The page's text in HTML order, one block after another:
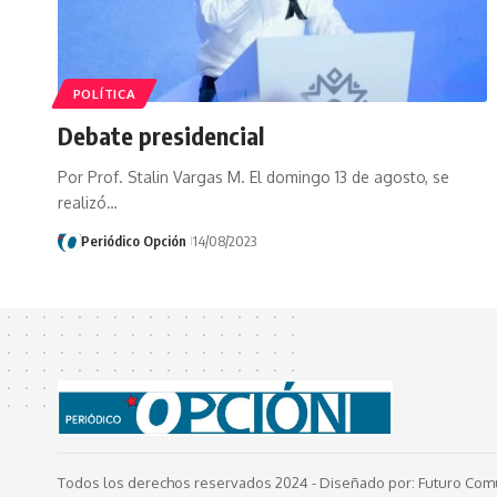
POLÍTICA
Debate presidencial
Por Prof. Stalin Vargas M. El domingo 13 de agosto, se
realizó…
Periódico Opción 14/08/2023
Todos los derechos reservados 2024 - Diseñado por: Futuro